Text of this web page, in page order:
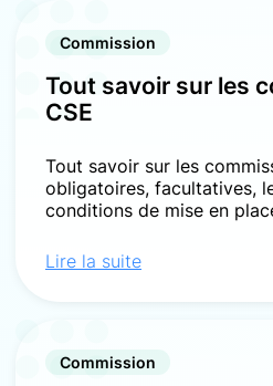
Commission
Tout savoir sur les
CSE
Tout savoir sur les
obligatoires, facultatives,
conditions de mise en
Lire la suite
Commission